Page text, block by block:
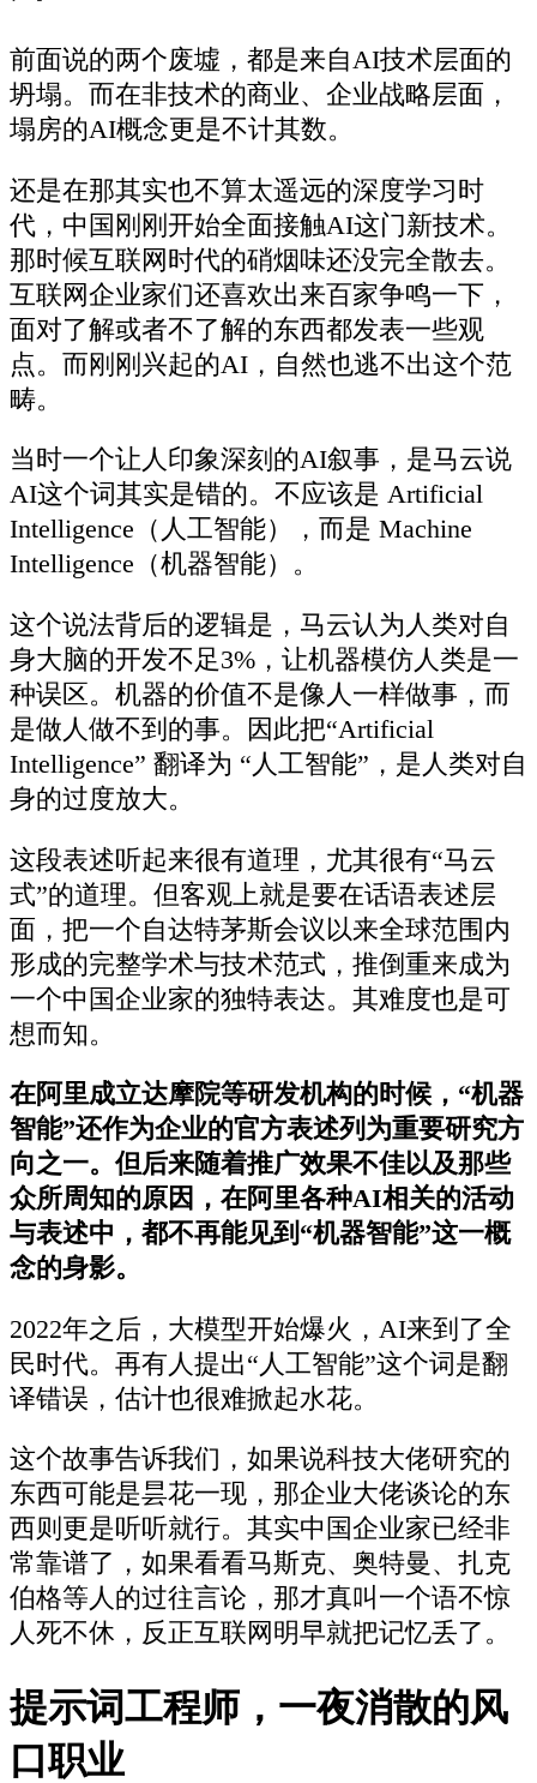
前面说的两个废墟，都是来自AI技术层面的
坍塌。而在非技术的商业、企业战略层面，
塌房的AI概念更是不计其数。
还是在那其实也不算太遥远的深度学习时
代，中国刚刚开始全面接触AI这门新技术。
那时候互联网时代的硝烟味还没完全散去。
互联网企业家们还喜欢出来百家争鸣一下，
面对了解或者不了解的东西都发表一些观
点。而刚刚兴起的AI，自然也逃不出这个范
畴。
当时一个让人印象深刻的AI叙事，是马云说
AI这个词其实是错的。不应该是 Artificial
Intelligence（人工智能），而是 Machine
Intelligence（机器智能）。
这个说法背后的逻辑是，马云认为人类对自
身大脑的开发不足3%，让机器模仿人类是一
种误区。机器的价值不是像人一样做事，而
是做人做不到的事。因此把“Artificial
Intelligence” 翻译为 “人工智能”，是人类对自
身的过度放大。
这段表述听起来很有道理，尤其很有“马云
式”的道理。但客观上就是要在话语表述层
面，把一个自达特茅斯会议以来全球范围内
形成的完整学术与技术范式，推倒重来成为
一个中国企业家的独特表达。其难度也是可
想而知。
在阿里成立达摩院等研发机构的时候，“机器
智能”还作为企业的官方表述列为重要研究方
向之一。但后来随着推广效果不佳以及那些
众所周知的原因，在阿里各种AI相关的活动
与表述中，都不再能见到“机器智能”这一概
念的身影。
2022年之后，大模型开始爆火，AI来到了全
民时代。再有人提出“人工智能”这个词是翻
译错误，估计也很难掀起水花。
这个故事告诉我们，如果说科技大佬研究的
东西可能是昙花一现，那企业大佬谈论的东
西则更是听听就行。其实中国企业家已经非
常靠谱了，如果看看马斯克、奥特曼、扎克
伯格等人的过往言论，那才真叫一个语不惊
人死不休，反正互联网明早就把记忆丢了。
提示词工程师，一夜消散的风
口职业